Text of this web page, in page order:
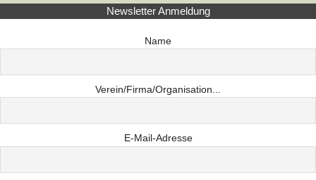
Newsletter Anmeldung
Name
Verein/Firma/Organisation...
E-Mail-Adresse